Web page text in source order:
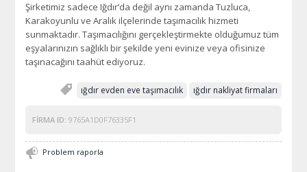
Şirketimiz sadece Iğdır’da değil aynı zamanda Tuzluca,
Karakoyunlu ve Aralık ilçelerinde taşımacılık hizmeti
sunmaktadır. Taşımacılığını gerçekleştirmekte olduğumuz tüm
eşyalarınızın sağlıklı bir şekilde yeni evinize veya ofisinize
taşınacağını taahüt ediyoruz.
ığdır evden eve taşımacılık ığdır nakliyat firmaları
FIRMA ID: 9765A1D0F76335F1
Problem raporla